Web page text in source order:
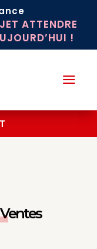
ATTENDRE
!
a